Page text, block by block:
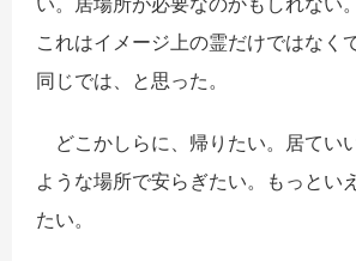
これはイメージ上の霊だけではなく
同じでは、と思った。
どこかしらに、帰りたい。居てい
ような場所で安らぎたい。もっとい
たい。